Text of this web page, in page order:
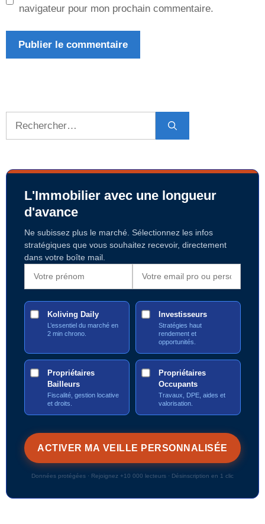
navigateur pour mon prochain commentaire.
L'Immobilier avec une longueur
d'avance
Ne subissez plus le marché. Sélectionnez les infos
stratégiques que vous souhaitez recevoir, directement
dans votre boîte mail.
Koliving Daily
L’essentiel du marché en
2 min chrono.
Investisseurs
Stratégies haut
rendement et
opportunités.
Propriétaires
Bailleurs
Fiscalité, gestion locative
et droits.
Propriétaires
Occupants
Travaux, DPE, aides et
valorisation.
Données protégées · Rejoignez +10 000 lecteurs · Désinscription en 1 clic